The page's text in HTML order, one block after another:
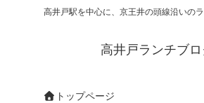
高井戸駅を中心に、京王井の頭線沿いの
高井戸ランチブ
トップページ